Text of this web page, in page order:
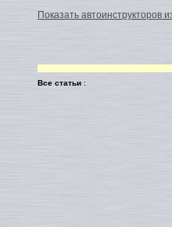
Показать автоинструкторов
Все статьи :